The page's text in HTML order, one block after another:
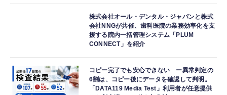
株式会社オール・デンタル・ジャパンと株式
会社NNGが共催、歯科医院の業務効率化を支
援する院内一括管理システム「PLUM
CONNECT」を紹介
コピー完了でも安心できない ー異常判定の
6割は、コピー後にデータを確認して判明。
「DATA119 Media Test」利用者が任意提供